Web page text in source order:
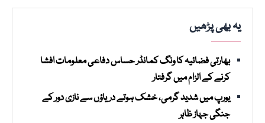
یہ بھی پڑھیں
بھارتی فضائیہ کا ونگ کمانڈر حساس دفاعی معلومات افشا
کرنے کے الزام میں گرفتار
یورپ میں شدید گرمی، خشک ہوتے دریاؤں سے نازی دور کے
جنگی جہاز ظاہر